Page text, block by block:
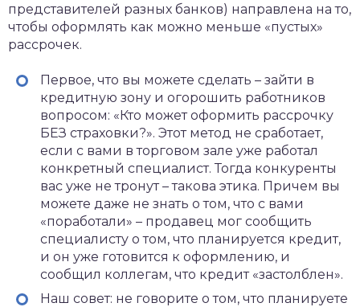
представителей разных банков) направлена на то,
чтобы оформлять как можно меньше «пустых»
рассрочек.
Первое, что вы можете сделать – зайти в
кредитную зону и огорошить работников
вопросом: «Кто может оформить рассрочку
БЕЗ страховки?». Этот метод не сработает,
если с вами в торговом зале уже работал
конкретный специалист. Тогда конкуренты
вас уже не тронут – такова этика. Причем вы
можете даже не знать о том, что с вами
«поработали» – продавец мог сообщить
специалисту о том, что планируется кредит,
и он уже готовится к оформлению, и
сообщил коллегам, что кредит «застолблен».
Наш совет: не говорите о том, что планируете